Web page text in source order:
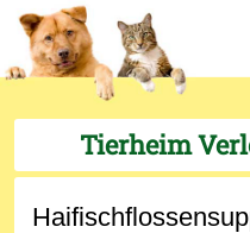
Tierheim